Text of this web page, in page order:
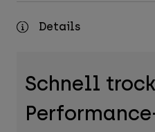
Hüte & Mützen
Alle anzeigen
Details
Schnell